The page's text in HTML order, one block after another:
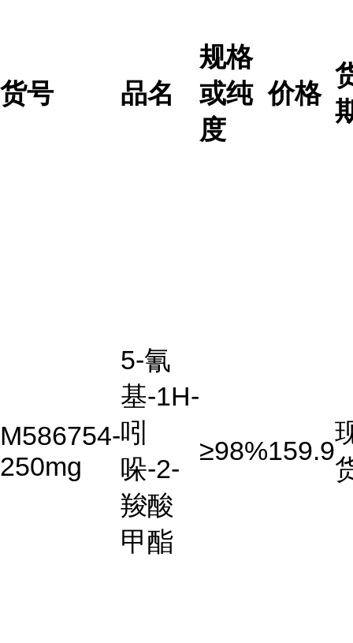
货号 品名
规格
或纯
度
价格
M586754-
250mg
5-氰
基-1H-
吲
哚-2-
羧酸
甲酯
≥98%159.9